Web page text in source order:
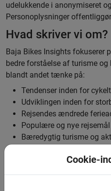
Cookie-
udelukkende i anonymiseret
Personoplysninger
Hvad skriver vi om?
Baja Bikes Insights fokuserer
bedre forståelse af turisme
blandt andet tænke på:
Tendenser inden for
Udviklingen inden for
Rejsendes ændrede
Populære og nye rejsemål
Bæredygtig turisme og
Cykelinfrastrukturens